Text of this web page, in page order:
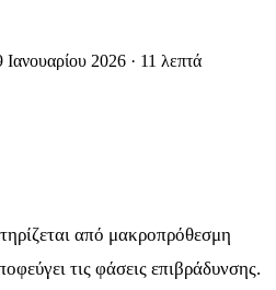
Ιανουαρίου 2026 · 11 λεπτά
από μακροπρόθεσμη
τις φάσεις επιβράδυνσης.